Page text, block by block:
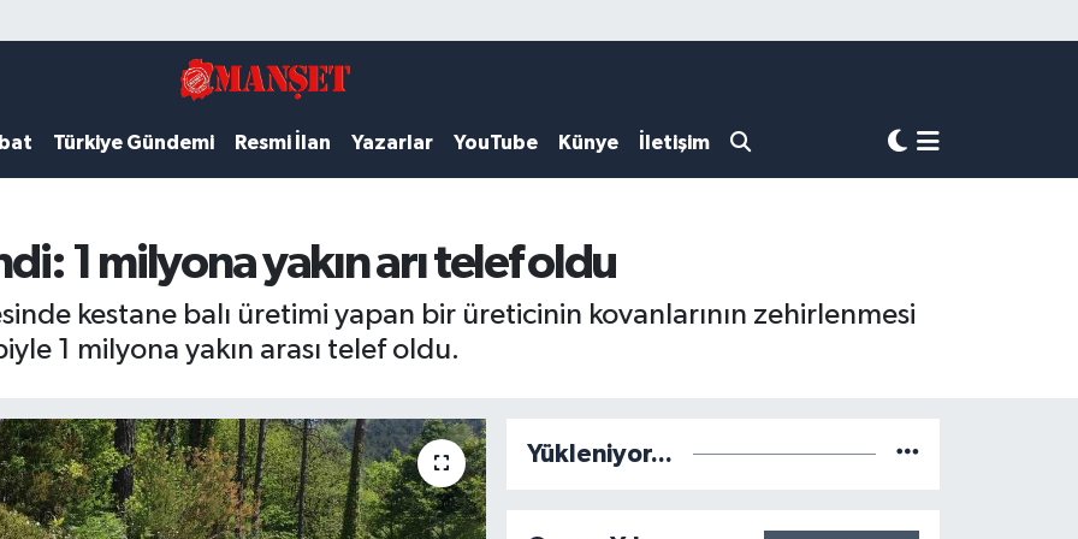
Türkiye Gündemi Resmi İlan Yazarlar YouTube Künye İletişim
1 milyona yakın arı telef oldu
kestane balı üretimi yapan bir üreticinin kovanlarının zehirlenmesi
1 milyona yakın arası telef oldu.
Yükleniyor...